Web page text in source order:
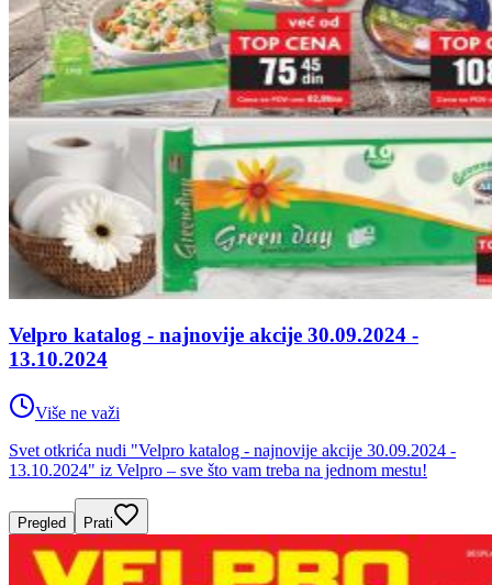
Velpro katalog - najnovije akcije 30.09.2024 -
13.10.2024
Više ne važi
Svet otkrića nudi "Velpro katalog - najnovije akcije 30.09.2024 -
13.10.2024" iz Velpro – sve što vam treba na jednom mestu!
Pregled Prati